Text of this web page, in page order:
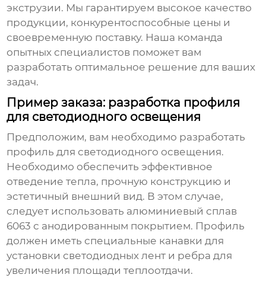
экструзии. Мы гарантируем высокое качество
продукции, конкурентоспособные цены и
своевременную поставку. Наша команда
опытных специалистов поможет вам
разработать оптимальное решение для ваших
задач.
Пример заказа: разработка профиля
для светодиодного освещения
Предположим, вам необходимо разработать
профиль для светодиодного освещения.
Необходимо обеспечить эффективное
отведение тепла, прочную конструкцию и
эстетичный внешний вид. В этом случае,
следует использовать алюминиевый сплав
6063 с анодированным покрытием. Профиль
должен иметь специальные канавки для
установки светодиодных лент и ребра для
увеличения площади теплоотдачи.